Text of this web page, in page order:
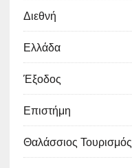
Διεθνή
Ελλάδα
Έξοδος
Επιστήμη
Θαλάσσιος Τουρισμός